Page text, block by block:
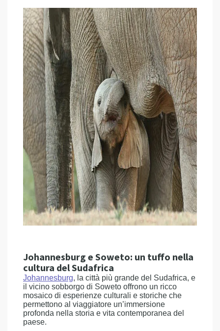
Johannesburg e Soweto: un tuffo nella
cultura del Sudafrica
Johannesburg, la città più grande del Sudafrica, e
il vicino sobborgo di Soweto offrono un ricco
mosaico di esperienze culturali e storiche che
permettono al viaggiatore un’immersione
profonda nella storia e vita contemporanea del
paese.